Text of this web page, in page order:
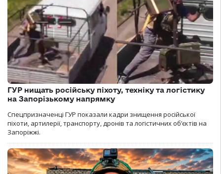
ГУР нищать російську піхоту, техніку та логістику
на Запорізькому напрямку
Спецпризначенці ГУР показали кадри знищення російської
піхоти, артилерії, транспорту, дронів та логістичних об’єктів на
Запоріжжі.